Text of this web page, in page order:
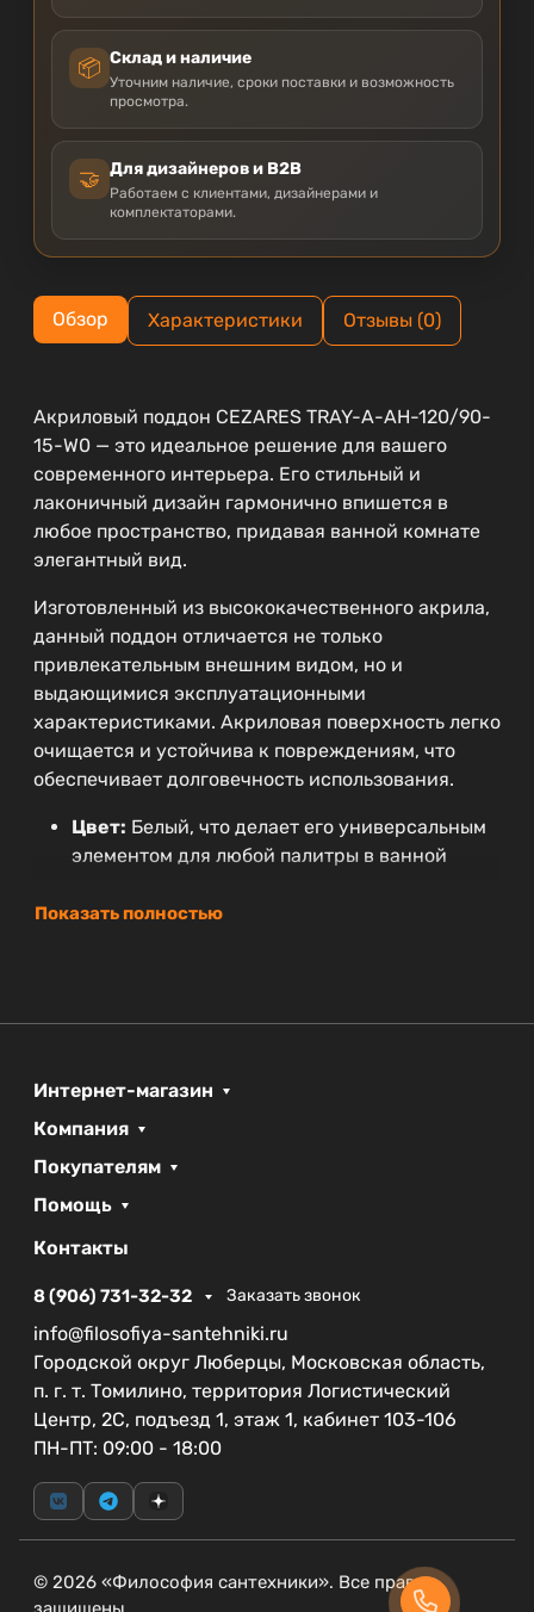
📦 Склад и наличие
Уточним наличие, сроки поставки и возможность
просмотра.
🤝 Для дизайнеров и B2B
Работаем с клиентами, дизайнерами и
комплектаторами.
Обзор Характеристики Отзывы (0)
Акриловый поддон CEZARES TRAY-A-AH-120/90-
15-W0 — это идеальное решение для вашего
современного интерьера. Его стильный и
лаконичный дизайн гармонично впишется в
любое пространство, придавая ванной комнате
элегантный вид.
Изготовленный из высококачественного акрила,
данный поддон отличается не только
привлекательным внешним видом, но и
выдающимися эксплуатационными
характеристиками. Акриловая поверхность легко
очищается и устойчива к повреждениям, что
обеспечивает долговечность использования.
Цвет: Белый, что делает его универсальным
элементом для любой палитры в ванной
Форма:Прямоугольная, обеспечивающая
идеально подходят для комфортного
Высота:14 см, что позволяет легко входить и
Гарантия на этот акриловый поддон составляет 3
надежности продукции бренда CEZARES.
Благодаря коллекции акриловых поддонов, вы
подчеркнет ваш индивидуальный стиль и
добавит уюта в вашу ванную.
CEZARES TRAY-A-AH-120/90-15-W0 станет не
только практичным, но и стильным элементом,
который будет радовать вас долгие годы. Выбор в
качества и современного дизайна.
Показать полностью
Интернет-магазин
Компания
Покупателям
Помощь
Контакты
8 (906) 731-32-32 Заказать звонок
info@filosofiya-santehniki.ru
Городской округ Люберцы, Московская область,
п. г. т. Томилино, территория Логистический
Центр, 2С, подъезд 1, этаж 1, кабинет 103-106
ПН-ПТ: 09:00 - 18:00
© 2026 «Философия сантехники». Все права